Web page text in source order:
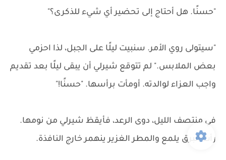
"حسنًا. هل أحتاج إلى تحضير أي شيء للذكرى؟"
"سيتولى روي الأمر. سنبيت ليلًا على الجبل، لذا احزمي
بعض الملابس." لم تتوقع شيرلي أن يبقى ليلًا بعد تقديم
واجب العزاء لوالدته. أومأت برأسها. "حسنًا!"
في منتصف الليل، دوى الرعد، فأيقظ شيرلي من نومها.
رأت البرق يلمع والمطر الغزير ينهمر خارج النافذة.